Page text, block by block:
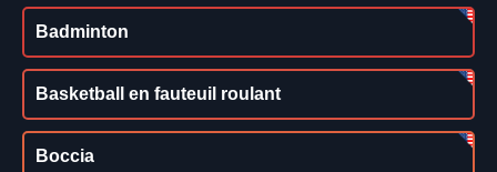
Badminton
Basketball en fauteuil roulant
Boccia